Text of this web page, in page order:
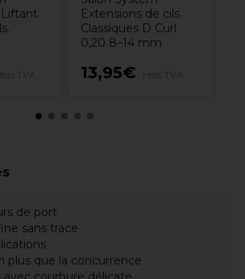
Extensions de cils
Classiques D Curl
0,20 8–14 mm
13,95€
de port
sans trace
plus que la concurrence